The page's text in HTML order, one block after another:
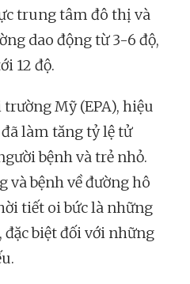
trung tâm đô thị và
dao động từ 3-6 độ,
12 độ.
Mỹ (EPA), hiệu
làm tăng tỷ lệ tử
bệnh và trẻ nhỏ.
và bệnh về đường hô
tiết oi bức là những
biệt đối với những